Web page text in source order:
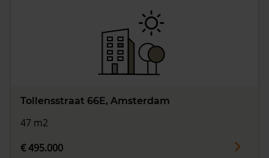
Tollensstraat 66E, Amsterdam
47 m2
€ 495.000